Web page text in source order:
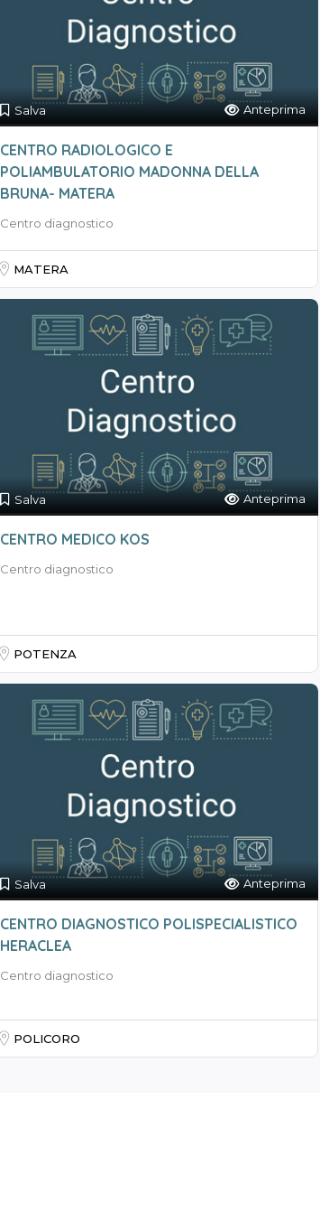
Salva Anteprima
CENTRO RADIOLOGICO E
POLIAMBULATORIO MADONNA DELLA
BRUNA- MATERA
Centro diagnostico
MATERA
Salva Anteprima
CENTRO MEDICO KOS
Centro diagnostico
POTENZA
Salva Anteprima
CENTRO DIAGNOSTICO POLISPECIALISTICO
HERACLEA
Centro diagnostico
POLICORO